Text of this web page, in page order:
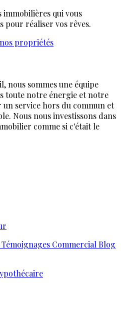
qui vous
pour réaliser vos rêves.
propriétés
nous sommes une équipe
toute notre énergie et notre
service hors du commun et
Nous nous investissons dans
comme si c'était le
Témoignages Commercial Blog